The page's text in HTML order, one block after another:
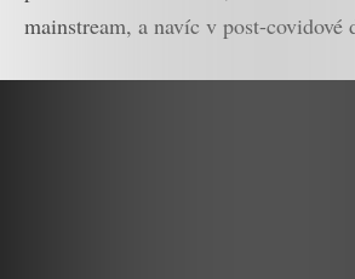
mainstream, a navíc v post-covidové